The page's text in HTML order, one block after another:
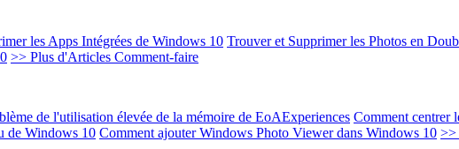
les Apps Intégrées de Windows 10 Trouver et Supprimer les Photos en
>> Plus d'Articles Comment-faire
de l'utilisation élevée de la mémoire de EoAExperiences Comment centrer
de Windows 10 Comment ajouter Windows Photo Viewer dans Windows 10 >>